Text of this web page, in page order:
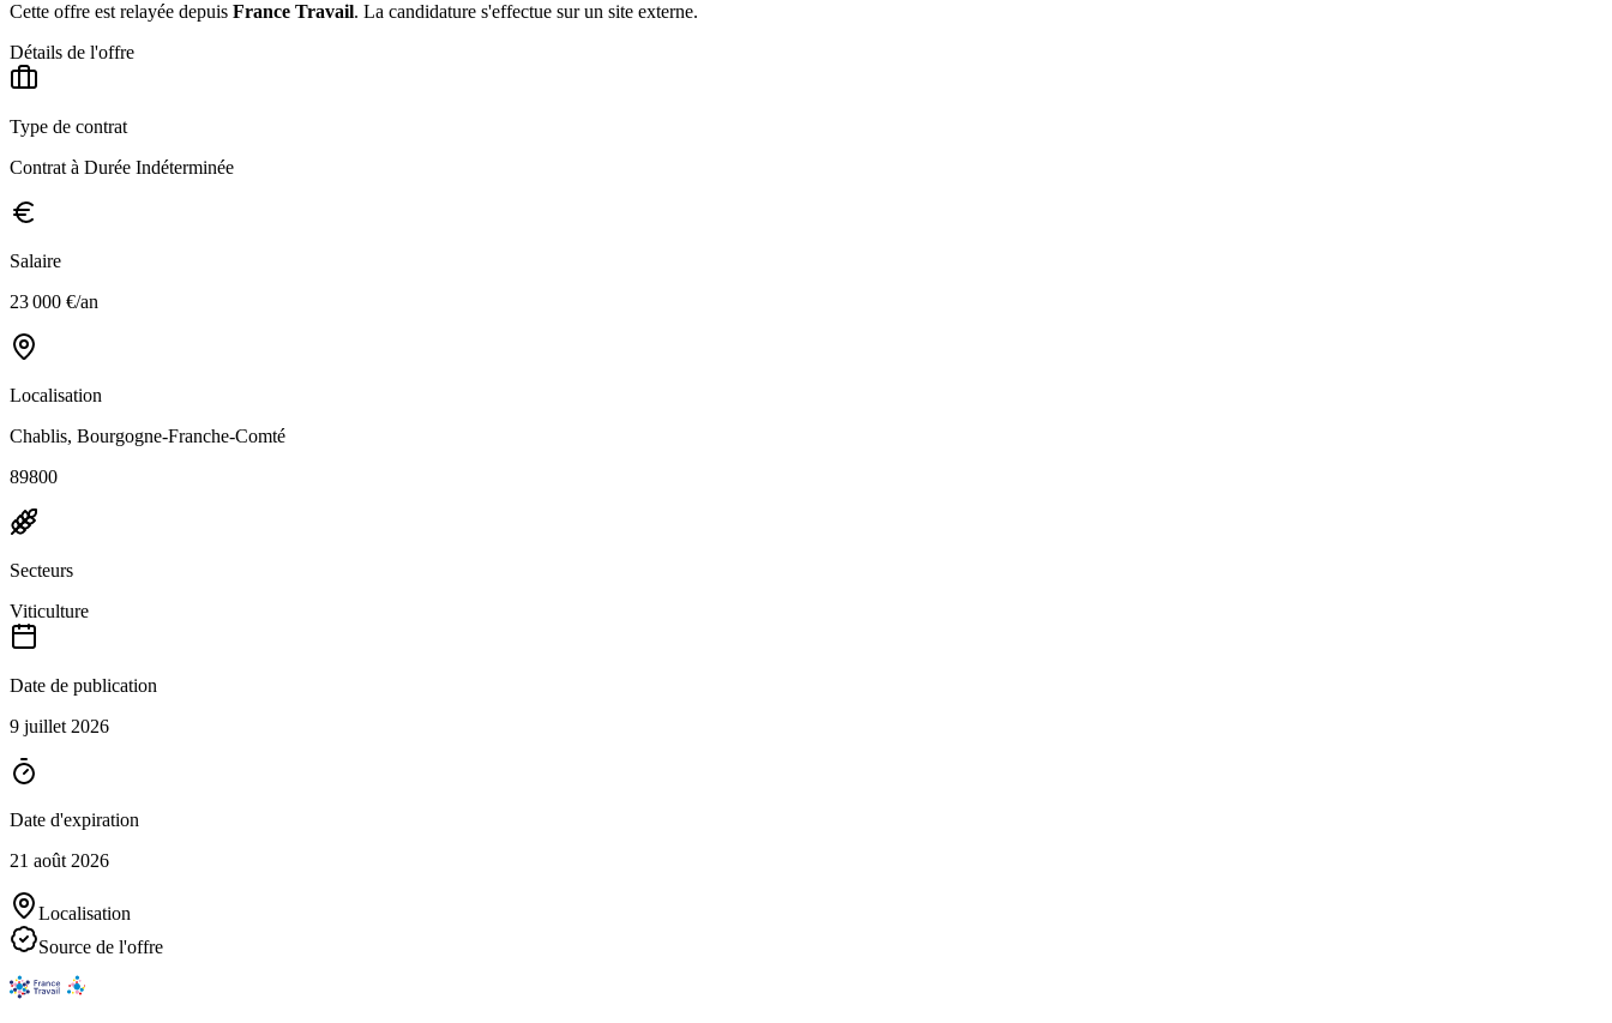
Cette offre est relayée depuis France Travail. La candidature s'effectue sur un site externe.
Détails de l'offre
Type de contrat
Contrat à Durée Indéterminée
Salaire
23 000 €/an
Localisation
Chablis, Bourgogne-Franche-Comté
89800
Secteurs
Viticulture
Date de publication
9 juillet 2026
Date d'expiration
21 août 2026
Localisation
Source de l'offre